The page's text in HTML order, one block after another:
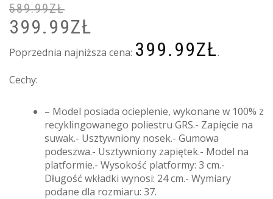
589.99ZŁ
PIERWOTNA
CENA
589.99ZŁ.
399.99ZŁ
Poprzednia najniższa cena: 399.99ZŁ.
Cechy:
– Model posiada ocieplenie, wykonane w 100% z
recyklingowanego poliestru GRS.- Zapięcie na
suwak.- Usztywniony nosek.- Gumowa
podeszwa.- Usztywniony zapiętek.- Model na
platformie.- Wysokość platformy: 3 cm.-
Długość wkładki wynosi: 24 cm.- Wymiary
podane dla rozmiaru: 37.